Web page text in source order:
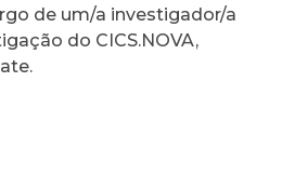
de um/a investigador/a
do CICS.NOVA,